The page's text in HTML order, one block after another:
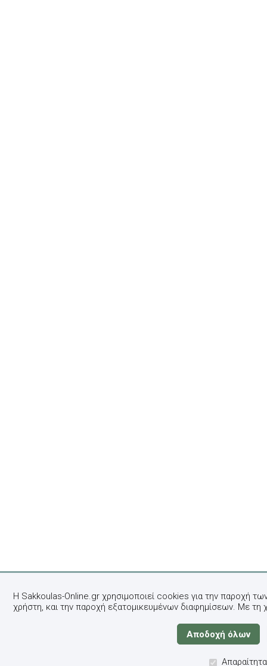
Η Sakkoulas-Online.gr χρησιμοποιεί cookies για την παροχή
χρήστη, και την παροχή εξατομικευμένων διαφημίσεων. Με